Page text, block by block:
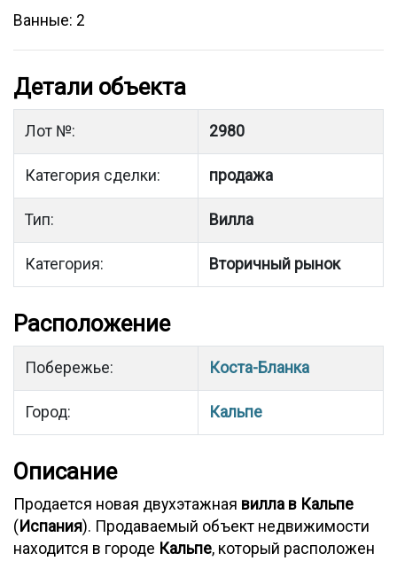
Ванные: 2
Детали объекта
Лот №: 2980
Категория сделки: продажа
Тип: Вилла
Категория: Вторичный рынок
Расположение
Побережье: Коста-Бланка
Город: Кальпе
Описание
Продается новая двухэтажная вилла в Кальпе
( Испания). Продаваемый объект недвижимости
находится в городе Кальпе, который расположен